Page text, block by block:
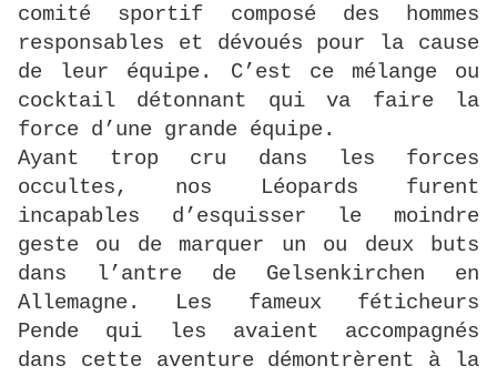
comité sportif composé des hommes
responsables et dévoués pour la cause
de leur équipe. C’est ce mélange ou
cocktail détonnant qui va faire la
force d’une grande équipe.
Ayant trop cru dans les forces
occultes, nos Léopards furent
incapables d’esquisser le moindre
geste ou de marquer un ou deux buts
dans l’antre de Gelsenkirchen en
Allemagne. Les fameux féticheurs
Pende qui les avaient accompagnés
dans cette aventure démontrèrent à la